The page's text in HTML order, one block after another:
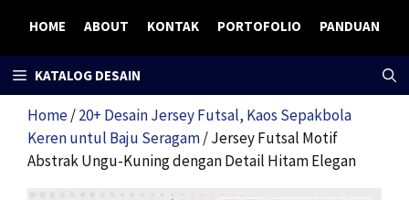
content
HOME ABOUT KONTAK PORTOFOLIO PANDUAN
KATALOG DESAIN
Home/20+ Desain Jersey Futsal, Kaos Sepakbola
Keren untul Baju Seragam/ Jersey Futsal Motif
Abstrak Ungu-Kuning dengan Detail Hitam Elegan